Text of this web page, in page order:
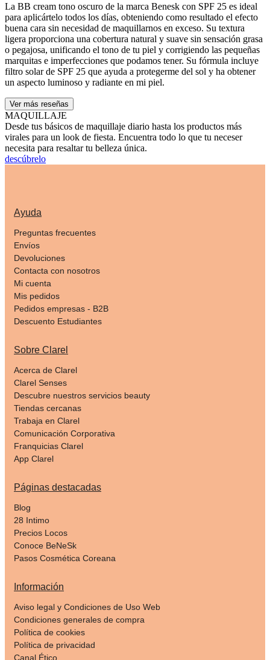
La BB cream tono oscuro de la marca Benesk con SPF 25 es ideal
para aplicártelo todos los días, obteniendo como resultado el efecto
buena cara sin necesidad de maquillarnos en exceso. Su textura
ligera proporciona una cobertura natural y suave sin sensación grasa
o pegajosa, unificando el tono de tu piel y corrigiendo las pequeñas
marquitas e imperfecciones que podamos tener. Su fórmula incluye
filtro solar de SPF 25 que ayuda a protegerme del sol y ha obtener
un aspecto luminoso y radiante en mi piel.
Ver más reseñas
MAQUILLAJE
Desde tus básicos de maquillaje diario hasta los productos más
virales para un look de fiesta. Encuentra todo lo que tu neceser
necesita para resaltar tu belleza única.
descúbrelo
Ayuda
Preguntas frecuentes
Envíos
Devoluciones
Contacta con nosotros
Mi cuenta
Mis pedidos
Pedidos empresas - B2B
Descuento Estudiantes
Sobre Clarel
Acerca de Clarel
Clarel Senses
Descubre nuestros servicios beauty
Tiendas cercanas
Trabaja en Clarel
Comunicación Corporativa
Franquicias Clarel
App Clarel
Páginas destacadas
Blog
28 Intimo
Precios Locos
Conoce BeNeSk
Pasos Cosmética Coreana
Información
Aviso legal y Condiciones de Uso Web
Condiciones generales de compra
Política de cookies
Política de privacidad
Canal Ético